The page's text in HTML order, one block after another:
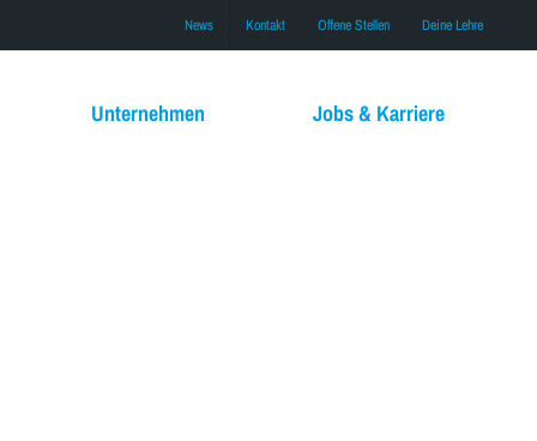
News Kontakt Offene Stellen Deine Lehre
Unternehmen Jobs & Karriere